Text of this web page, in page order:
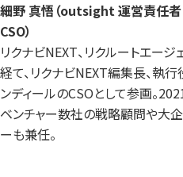
細野 真悟（outsight 運営責任
CSO）
リクナビNEXT、リクルートエー
経て、リクナビNEXT編集長、執
ンディールのCSOとして参画。
ベンチャー数社の戦略顧問や大
ーも兼任。